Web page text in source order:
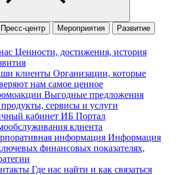
Пресс-центр Мероприятия
Развитие
Ценности, достижения, история
клиенты Организации, которые
нам самое ценное
Выгодные предложения
сервисы и услуги
кабинет ИБ Портал
клиента
информация Информация
финансовых показателях,
Где нас найти и как связаться